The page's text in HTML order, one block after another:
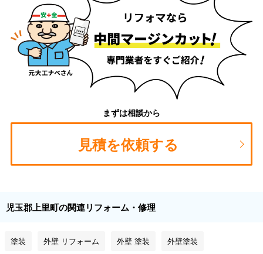
まずは相談から
見積を依頼する
児玉郡上里町の関連リフォーム・修理
塗装 外壁 リフォーム 外壁 塗装 外壁塗装